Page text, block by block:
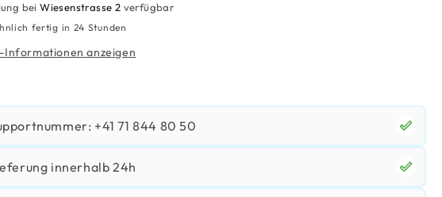
beiWiesenstrasse 2 verfügbar
fertig in 24 Stunden
Informationen anzeigen
+41 71 844 80 50
innerhalb 24h